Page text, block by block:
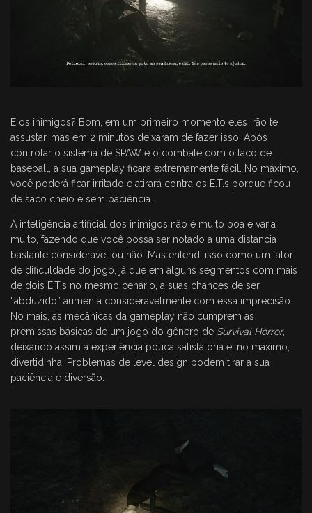
E os inimigos? Bom, em um primeiro momento eles irão te
assustar, mas em 2 minutos deixaram de fazer isso. Após
controlar o sistema de SPAW e o combate com o taco de
baseball, a sua gameplay ficara extremamente fácil. No máximo,
você poderá ficar irritado e atirará contra os E.T.s porque ficou
de saco cheio e sem paciência.
A inteligência artificial dos inimigos não é muito boa e varia
muito, fazendo que você possa ser notado a uma distancia
bastante considerável ou não. Mas entendi isso como um fator
de dificuldade do jogo, já que em alguns segmentos com mais
de dois E.T.s no mesmo cenário, a suas chances de ser
“abduzido” aumenta consideravelmente com essa imprecisão.
No mais, as mecânicas da gameplay não cumprem as
premissas básicas de um jogo do gênero de Survival Horror,
deixando assim a experiência pouca satisfatória e, no máximo,
divertidinha. Problemas de level design podem tirar a sua
paciência e diversão.